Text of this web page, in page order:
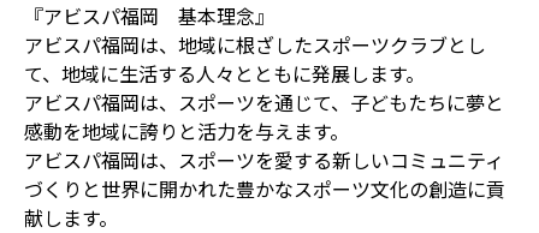
『アビスパ福岡 基本理念』
アビスパ福岡は、地域に根ざしたスポーツクラブとし
て、地域に生活する人々とともに発展します。
アビスパ福岡は、スポーツを通じて、子どもたちに夢と
感動を地域に誇りと活力を与えます。
アビスパ福岡は、スポーツを愛する新しいコミュニティ
づくりと世界に開かれた豊かなスポーツ文化の創造に貢
献します。